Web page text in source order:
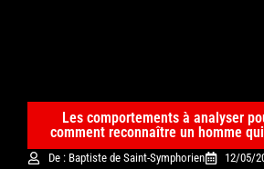
Les comportements à analyser
comment reconnaître un homme
De : Baptiste de Saint-Symphorien 12/05/